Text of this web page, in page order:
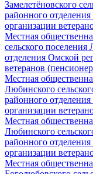
Замелетёновского
районного
организации
Местная
сельского
отделения Омской
ветеранов
Местная
Любинского
районного
организации
Местная
Любинского
районного
организации
Местная